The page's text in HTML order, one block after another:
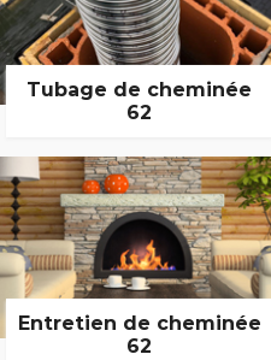
Tubage de cheminée
62
Entretien de cheminée
62